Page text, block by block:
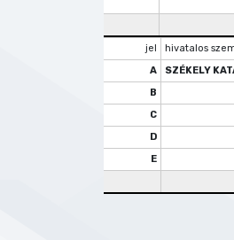
jel hivatalos
A
SZÉKELY
B
C
D
E